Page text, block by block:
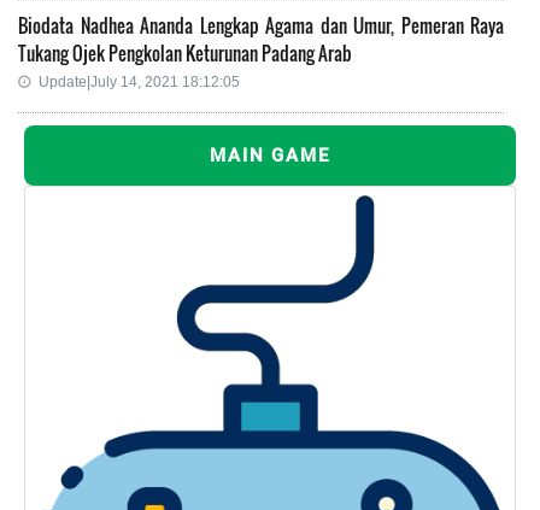
Biodata Nadhea Ananda Lengkap Agama dan Umur, Pemeran Raya
Tukang Ojek Pengkolan Keturunan Padang Arab
Update|July 14, 2021 18:12:05
MAIN GAME